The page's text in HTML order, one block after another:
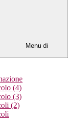
Menu di
(4)
(3)
(2)